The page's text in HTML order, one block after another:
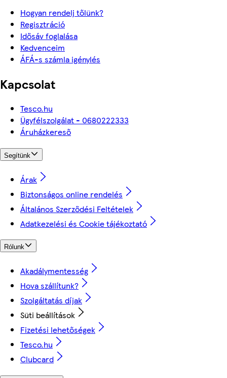
Hogyan rendelj tőlünk?
Regisztráció
Idősáv foglalása
Kedvenceim
ÁFÁ-s számla igénylés
Kapcsolat
Tesco.hu
Ügyfélszolgálat - 0680222333
Áruházkereső
Segítünk
Árak
Biztonságos online rendelés
Általános Szerződési Feltételek
Adatkezelési és Cookie tájékoztató
Rólunk
Akadálymentesség
Hova szállítunk?
Szolgáltatás díjak
Süti beállítások
Fizetési lehetőségek
Tesco.hu
Clubcard